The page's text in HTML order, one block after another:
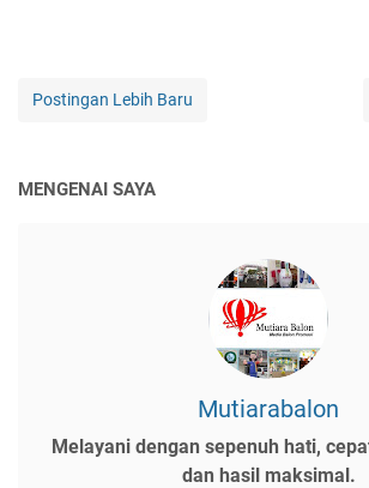
Postingan Lebih Baru
MENGENAI SAYA
Mutiarabalon
Melayani dengan sepenuh hati,
dan hasil maksimal.